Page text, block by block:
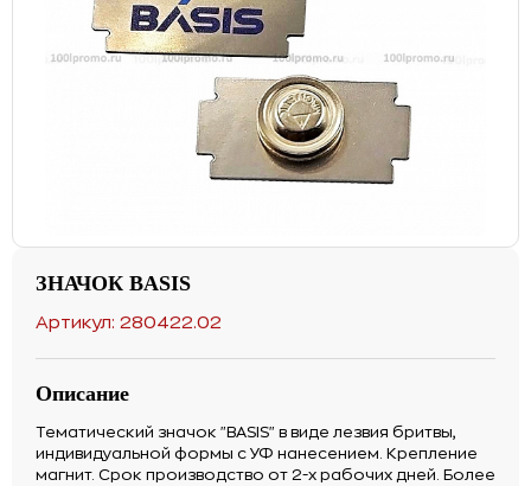
ЗНАЧОК BASIS
Артикул: 280422.02
Описание
Тематический значок "BASIS" в виде лезвия бритвы,
индивидуальной формы с УФ нанесением. Крепление
магнит. Срок производство от 2-х рабочих дней. Более